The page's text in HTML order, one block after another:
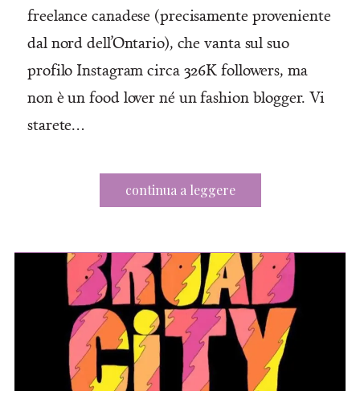
freelance canadese (precisamente proveniente
dal nord dell’Ontario), che vanta sul suo
profilo Instagram circa 326K followers, ma
non è un food lover né un fashion blogger. Vi
starete…
continua a leggere